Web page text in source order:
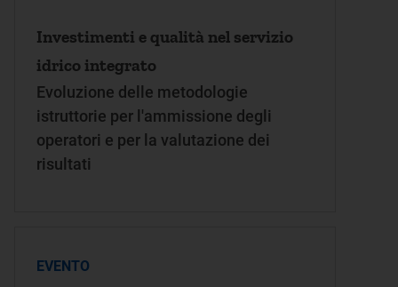
Investimenti e qualità nel servizio
idrico integrato
Evoluzione delle metodologie
istruttorie per l'ammissione degli
operatori e per la valutazione dei
risultati
EVENTO